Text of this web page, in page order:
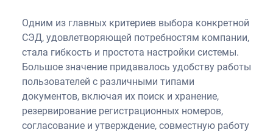
Одним из главных критериев выбора конкретной
СЭД, удовлетворяющей потребностям компании,
стала гибкость и простота настройки системы.
Большое значение придавалось удобству работы
пользователей с различными типами
документов, включая их поиск и хранение,
резервирование регистрационных номеров,
согласование и утверждение, совместную работу